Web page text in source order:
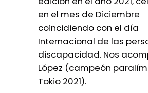
en el mes de Diciembre
coincidiendo con el día
Internacional de las
discapacidad. Nos
López (campeón
Tokio 2021).